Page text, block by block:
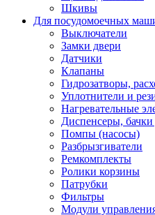
Шкивы
Для посудомоечных
Выключатели
Замки двери
Датчики
Клапаны
Гидрозатворы,
Уплотнители и
Нагревательные
Диспенсеры, бачки
Помпы (насосы)
Разбрызгиватели
Ремкомплекты
Ролики корзины
Патрубки
Фильтры
Модули